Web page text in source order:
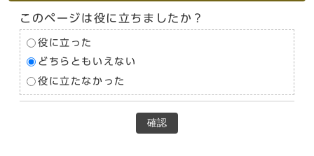
このページは役に立ちましたか？
役に立った
どちらともいえない
役に立たなかった
確認